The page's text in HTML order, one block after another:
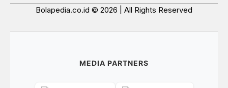
Bolapedia.co.id © 2026 | All Rights Reserved
MEDIA PARTNERS